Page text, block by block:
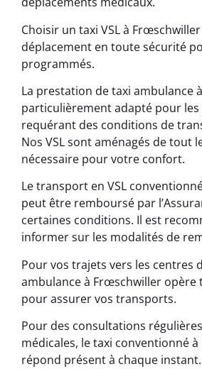
Choisir un taxi VSL à
déplacement en toute sécurité
programmés.
La prestation de taxi ambulance
particulièrement adapté pour
requérant des conditions de
Nos VSL sont aménagés de tout
nécessaire pour votre confort.
Le transport en VSL
peut être remboursé par
certaines conditions. Il est
informer sur les modalités de
Pour vos trajets vers les centres
ambulance à Frœschwiller opère
pour assurer vos transports.
Pour des consultations
médicales, le taxi conventionné
répond présent à chaque instant.